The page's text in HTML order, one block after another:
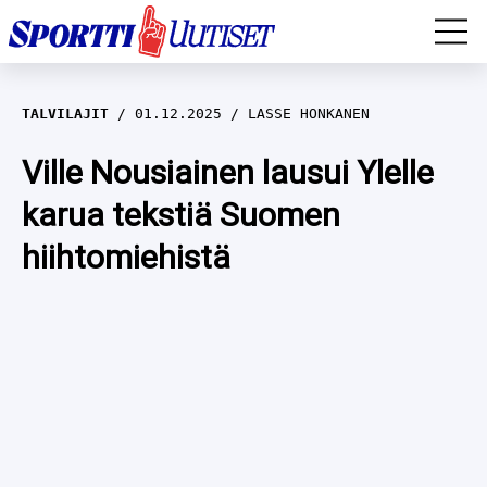
EM-YLEISURHEILU
JÄÄKIEKKO
YLEISURHEILU
WILMA HELTELÄ
TALVILAJIT
TALVILAJIT 01.12.2025 LASSE HONKANEN
Ville Nousiainen lausui Ylelle
karua tekstiä Suomen
hiihtomiehistä